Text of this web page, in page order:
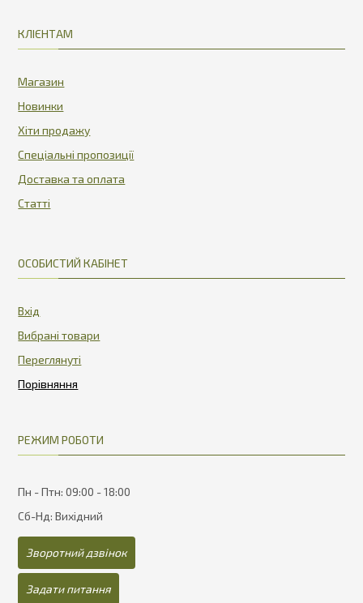
КЛІЄНТАМ
Магазин
Новинки
Хіти продажу
Спеціальні пропозиції
Доставка та оплата
Статті
ОСОБИСТИЙ КАБІНЕТ
Вхід
Вибрані товари
Переглянуті
РЕЖИМ РОБОТИ
Пн - Птн: 09:00 - 18:00
Сб-Нд: Вихідний
Зворотний дзвінок
Задати питання